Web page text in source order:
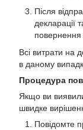
Після
декларації
повернення
Всі витрати на
в даному
Процедура
Якщо ви
швидке
Повідомте